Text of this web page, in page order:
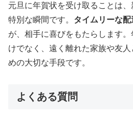
元旦に年賀状を受け取ることは
特別な瞬間です。 タイムリーな配
が、相手に喜びをもたらします
けでなく、遠く離れた家族や友
めの大切な手段です。
よくある質問